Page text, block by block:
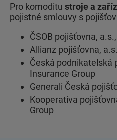
Pro komoditu stroje a
pojistné smlouvy s
ČSOB pojišťovna,
Allianz pojišťovna, a.s.
Česká podnikatelská
Insurance Group
Generali Česká
Kooperativa
Group